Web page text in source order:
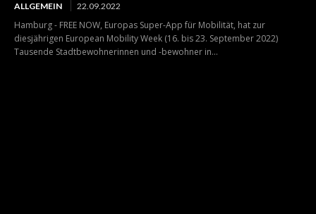
ALLGEMEIN 22.09.2022
Hamburg - FREE NOW, Europas Super-App für Mobilität, hat zur
diesjährigen European Mobility Week (16. bis 23. September 2022)
Tausende Stadtbewohnerinnen und -bewohner in...